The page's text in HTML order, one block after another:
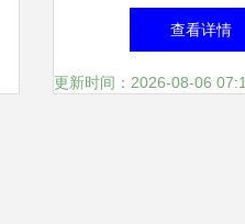
报全流程指
查看详情
更新时间：2026-08-06